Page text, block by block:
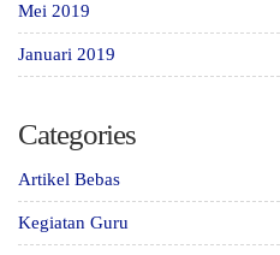
Mei 2019
Januari 2019
Categories
Artikel Bebas
Kegiatan Guru